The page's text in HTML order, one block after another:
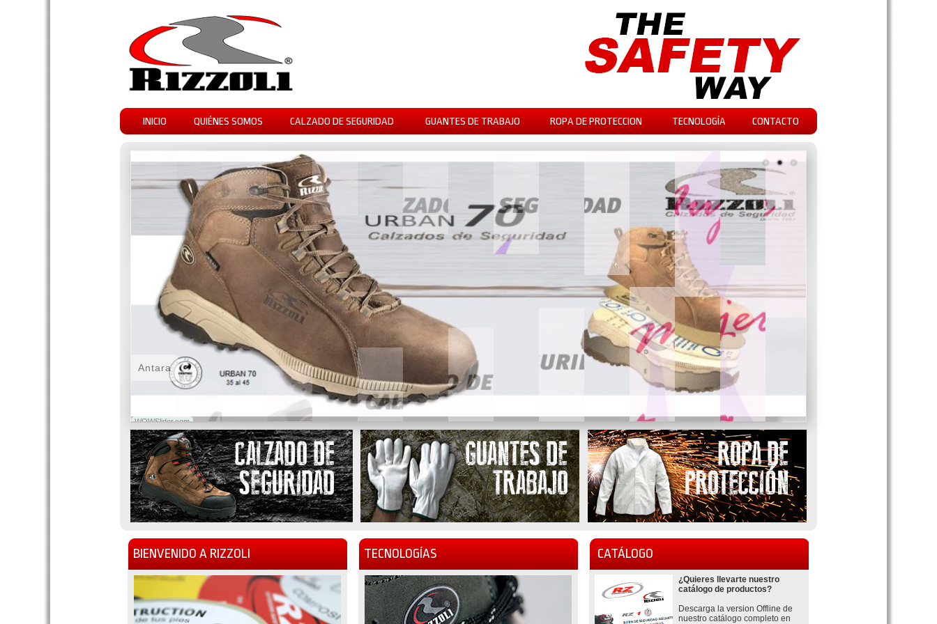
INICIO QUIÉNES SOMOS CALZADO DE SEGURIDAD GUANTES DE TRABAJO ROPA DE PROTECCION TECNOLOGÍA CONTACTO
WOWSlider.com
Antara
BIENVENIDO A RIZZOLI TECNOLOGÍAS CATÁLOGO
¿Quieres llevarte nuestro
catálogo de productos?
Descarga la version Offline de
nuestro catálogo completo en